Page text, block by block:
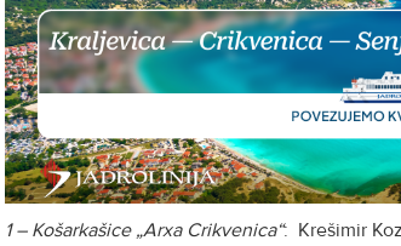
1 – Košarkašice „Arxa Crikvenica“: Krešimir